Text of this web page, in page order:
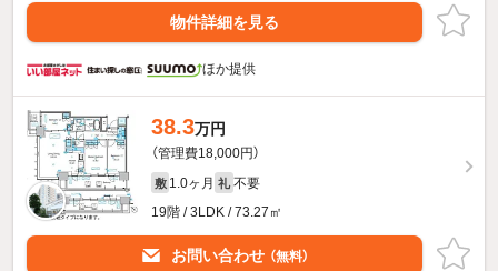
物件詳細を見る
ほか提供
38.3万円
（管理費18,000円）
敷 1.0ヶ月 礼 不要
19階 / 3LDK / 73.27㎡
お問い合わせ （無料）